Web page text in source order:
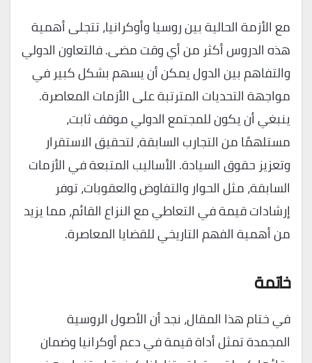
مع الأزمة الحالية بين روسيا وأوكرانيا، تتجلى أهمية
هذه الدروس أكثر من أي وقت مضى. فالتعاون الدولي
والتفاهم بين الدول يمكن أن يسهم بشكل كبير في
مواجهة التحديات المترتبة على الأزمات المعاصرة.
ينبغي أن يكون للمجتمع الدولي موقف ثابت،
مستلهمًا من التجارب السابقة، لتحقيق الاستقرار
وتعزيز حقوق السيادة. الأساليب المتبعة في الأزمات
السابقة، مثل الحوار والتفاوض والعقوبات، توفر
إرشادات قيمة في التعاطي مع النزاع القائم، مما يزيد
من أهمية الفهم التاريخي للقضايا المعاصرة.
خاتمة
في ختام هذا المقال، نجد أن الأصول الروسية
المجمدة تمثل أداة قيمة في دعم أوكرانيا وضمان